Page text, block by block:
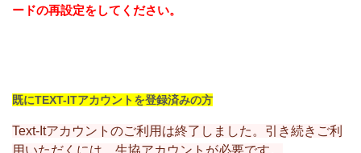
ードの再設定をしてください。
既にTEXT-ITアカウントを登録済みの方
Text-Itアカウントのご利用は終了しました。引き続きご利
用いただくには、生協アカウントが必要です。